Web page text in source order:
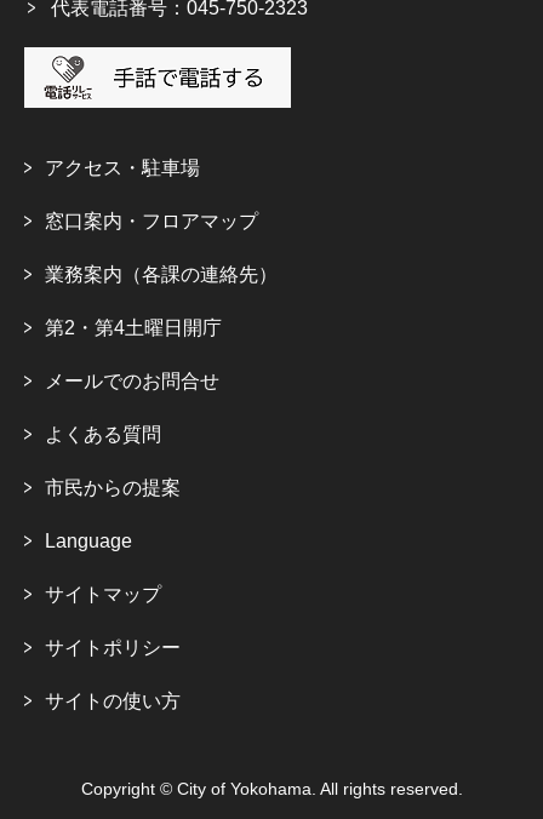
代表電話番号：045-750-2323
アクセス・駐車場
窓口案内・フロアマップ
業務案内（各課の連絡先）
第2・第4土曜日開庁
メールでのお問合せ
よくある質問
市民からの提案
Language
サイトマップ
サイトポリシー
サイトの使い方
Copyright © City of Yokohama. All rights reserved.